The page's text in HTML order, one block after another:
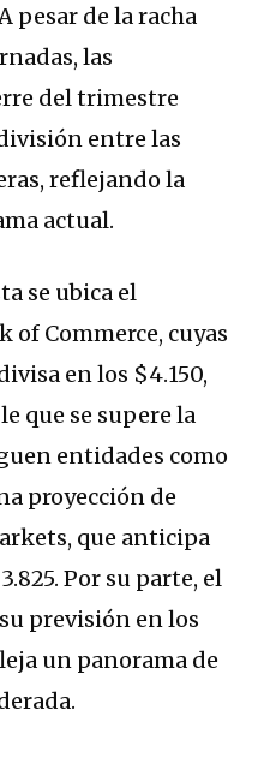
pesar de la racha
las
del trimestre
entre las
reflejando la
actual.
se ubica el
of Commerce, cuyas
en los $4.150,
que se supere la
entidades como
proyección de
que anticipa
Por su parte, el
previsión en los
un panorama de